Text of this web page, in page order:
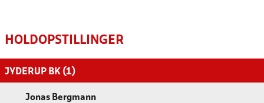
HOLDOPSTILLINGER
JYDERUP BK (1)
Jonas Bergmann